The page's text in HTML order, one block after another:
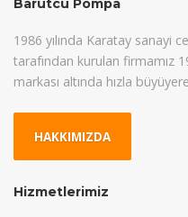
Barutcu Pompa
1986 yılında Karatay sanayi
tarafından kurulan firmamız
markası altında hızla
HAKKIMIZDA
Hizmetlerimiz